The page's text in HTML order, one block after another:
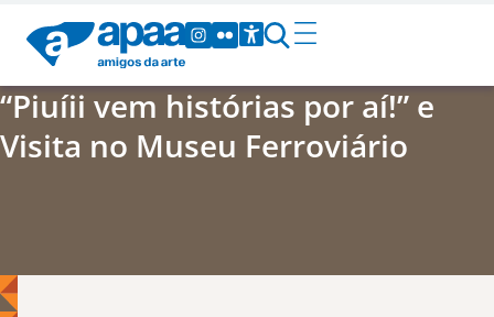
“Piuíii vem histórias por aí!” e
Visita no Museu Ferroviário